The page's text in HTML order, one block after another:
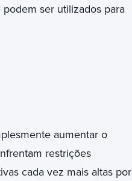
ser utilizados para
aumentar o
restrições
cada vez mais altas por